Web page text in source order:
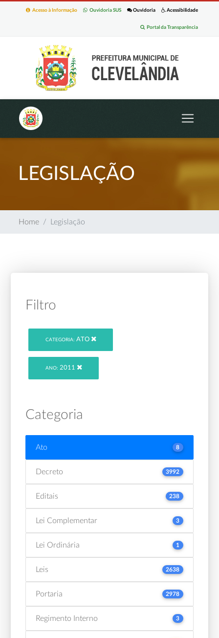
Acessibilidade
Ouvidoria
Ouvidoria SUS
Acesso à Informação
Portal da Transparência
LEGISLAÇÃO
Home Legislação
Filtro
CATEGORIA: ATO
ANO: 2011
Categoria
Ato 8
Decreto 3992
Editais 238
Lei Complementar 3
Lei Ordinária 1
Leis 2638
Portaria 2978
Regimento Interno 3